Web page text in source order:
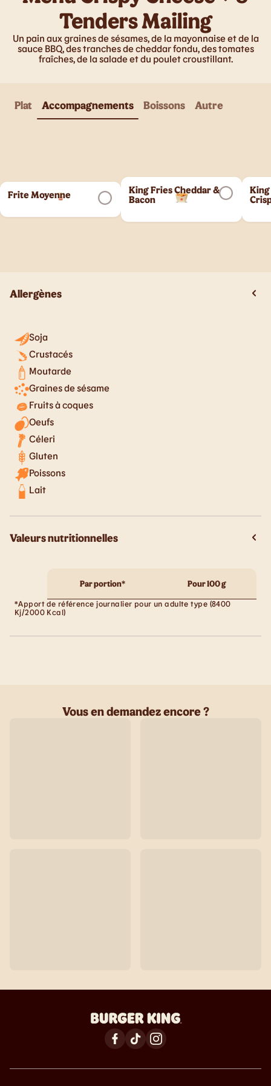
Tenders Mailing
Un pain aux graines de sésames, de la mayonnaise et de la
sauce BBQ, des tranches de cheddar fondu, des tomates
fraîches, de la salade et du poulet croustillant.
Plat Accompagnements Boissons Autre
Frite Moyenne
King Fries Cheddar &
Bacon
King
Allergènes
Soja
Crustacés
Moutarde
Graines de sésame
Fruits à coques
Oeufs
Céleri
Gluten
Poissons
Lait
Valeurs nutritionnelles
Par portion* Pour 100 g
*Apport de référence journalier pour un adulte type (8400
Kj/2000 Kcal)
Vous en demandez encore ?